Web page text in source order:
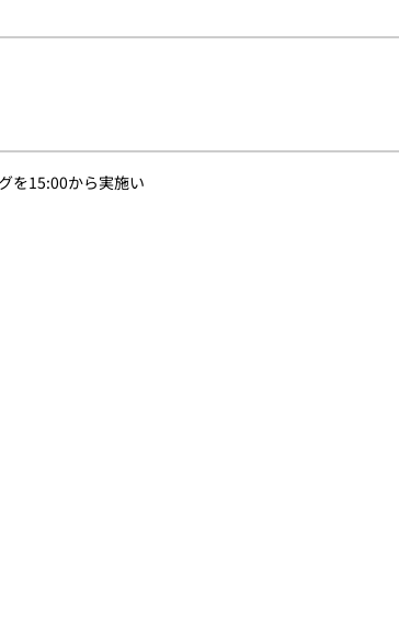
を15:00から実施い